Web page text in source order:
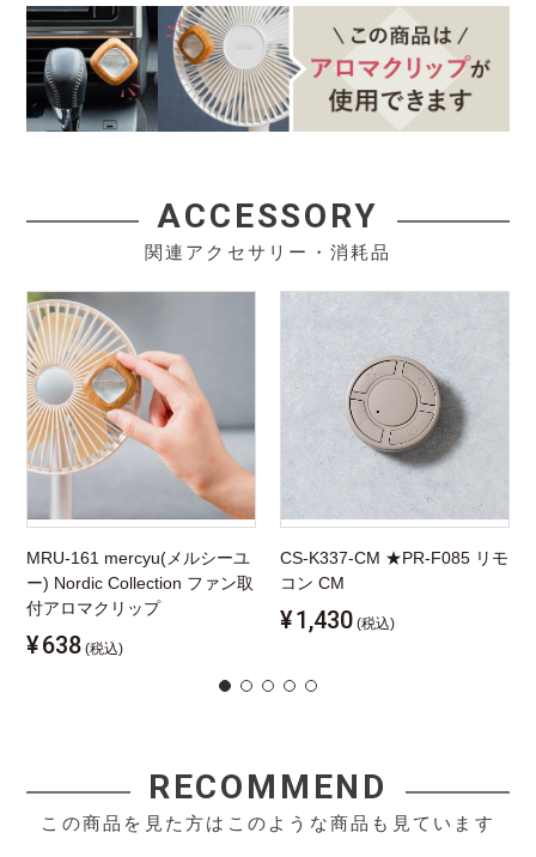
ACCESSORY
関連アクセサリー・消耗品
MRU-161 mercyu(メルシーユ
ー) Nordic Collection ファン取
付アロマクリップ
¥638 (税込)
CS-K337-CM ★PR-F085 リモ
コン CM
¥1,430 (税込)
RECOMMEND
この商品を見た方はこのような商品も見ています